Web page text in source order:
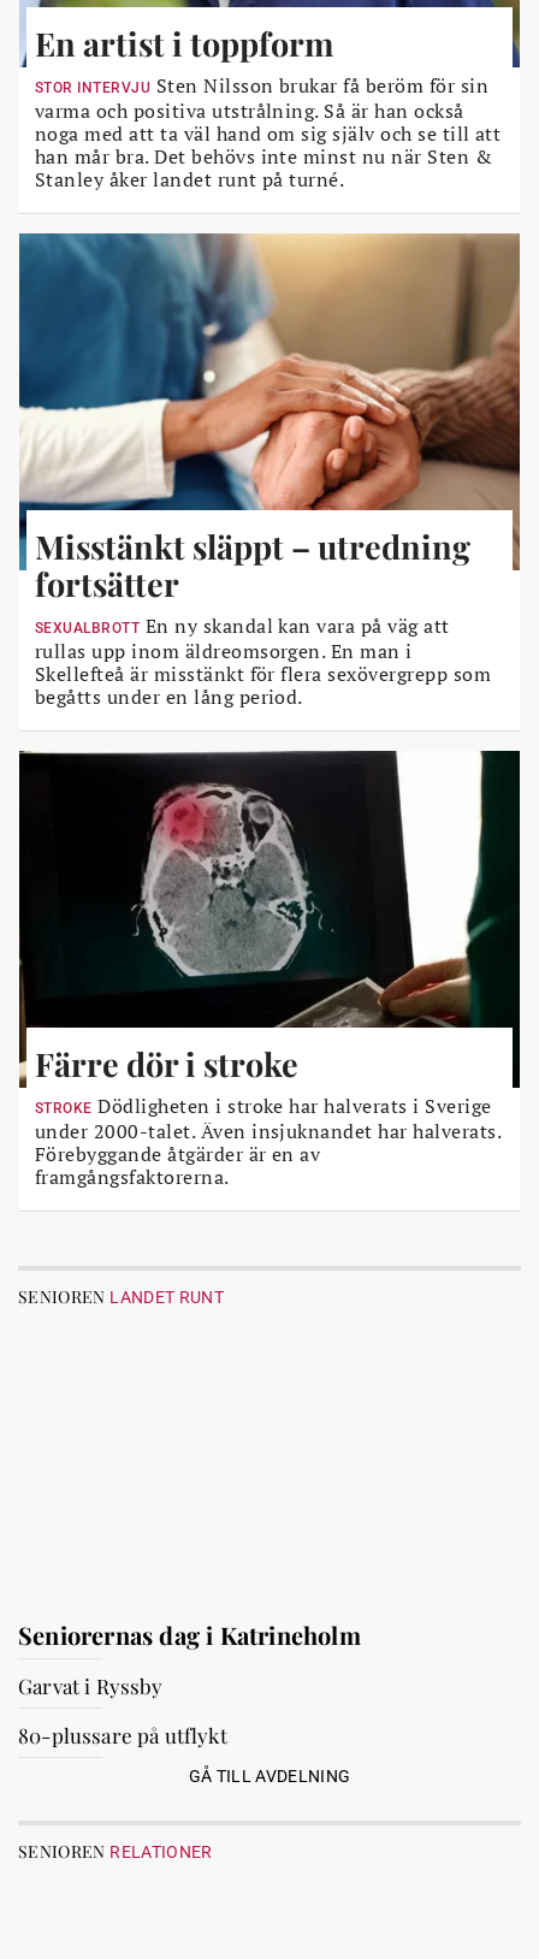
En artist i toppform
STOR INTERVJU Sten Nilsson brukar få beröm för sin
varma och positiva utstrålning. Så är han också
noga med att ta väl hand om sig själv och se till att
han mår bra. Det behövs inte minst nu när Sten &
Stanley åker landet runt på turné.
Misstänkt släppt – utredning
fortsätter
SEXUALBROTT En ny skandal kan vara på väg att
rullas upp inom äldreomsorgen. En man i
Skellefteå är misstänkt för flera sexövergrepp som
begåtts under en lång period.
Färre dör i stroke
STROKE Dödligheten i stroke har halverats i Sverige
under 2000-talet. Även insjuknandet har halverats.
Förebyggande åtgärder är en av
framgångsfaktorerna.
SENIOREN LANDET RUNT
Seniorernas dag i Katrineholm
Garvat i Ryssby
80-plussare på utflykt
GÅ TILL AVDELNING
SENIOREN RELATIONER